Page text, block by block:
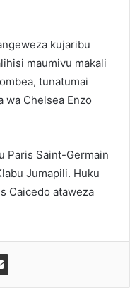
kujaribu
maumivu makali
tunatumai
wa Chelsea Enzo
Paris Saint-Germain
Jumapili. Huku
Caicedo ataweza